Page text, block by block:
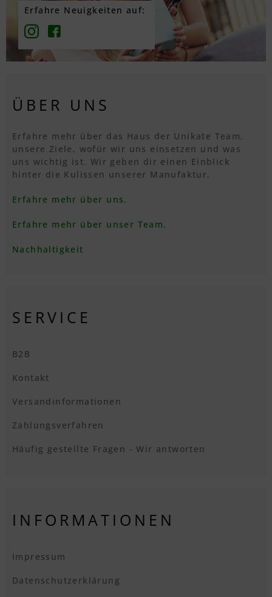
Erfahre Neuigkeiten auf:
ÜBER UNS
Erfahre mehr über das Haus der Unikate Team,
unsere Ziele, wofür wir uns einsetzen und was
uns wichtig ist. Wir geben dir einen Einblick
hinter die Kulissen unserer Manufaktur.
Erfahre mehr über uns.
Erfahre mehr über unser Team.
Nachhaltigkeit
SERVICE
B2B
Kontakt
Versandinformationen
Zahlungsverfahren
Häufig gestellte Fragen - Wir antworten
INFORMATIONEN
Impressum
Datenschutzerklärung